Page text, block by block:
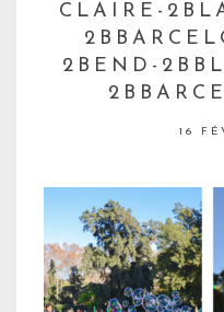
CLAIRE-
2BEND-
16